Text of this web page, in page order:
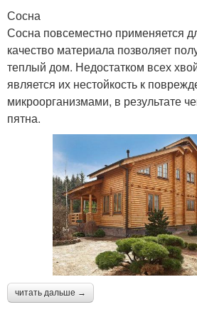
Сосна
Сосна повсеместно применяется
качество материала позволяет
теплый дом. Недостатком всех
является их нестойкость к
микроорганизмами, в результате
пятна.
читать дальше →